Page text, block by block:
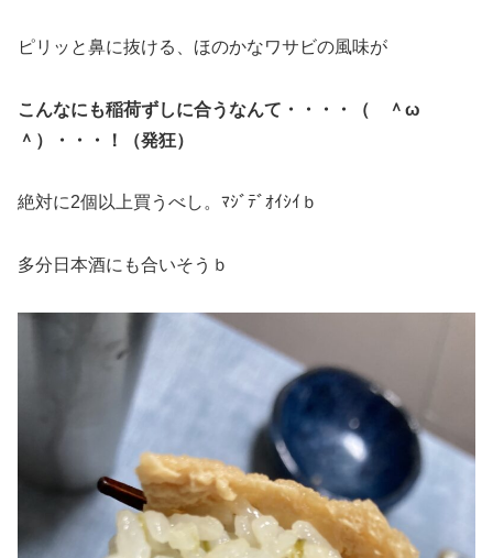
ピリッと鼻に抜ける、ほのかなワサビの風味が
こんなにも稲荷ずしに合うなんて・・・・（ ＾ω
＾）・・・！（発狂）
絶対に2個以上買うべし。ﾏｼﾞﾃﾞｵｲｼｲｂ
多分日本酒にも合いそうｂ